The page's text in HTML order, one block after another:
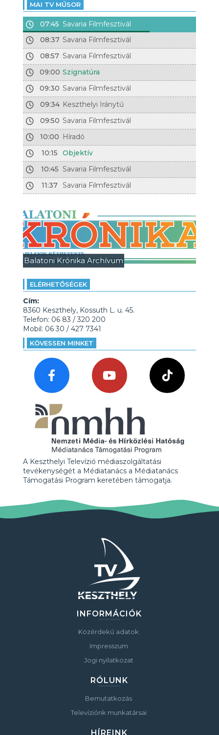
MAI TV MŰSOR
07:45 Savaria Filmfesztivál
08:37 Savaria Filmfesztivál
08:57 Savaria Filmfesztivál
09:00 Szignatúra
09:30 Savaria Filmfesztivál
09:34 Keszthelyi Iránytű
09:50 Savaria Filmfesztivál
10:00 Híradó
10:15
Objektív
10:45 Savaria Filmfesztivál
11:37 Savaria Filmfesztivál
Balatoni Krónika Archívum
ELÉRHETŐSÉGEK
Cím:
8360 Keszthely, Kossuth L. u. 45.
Telefon: 06 83 / 320 200
Mobil: 06 30 / 427 7341
KÖVESSEN MINKET
A Keszthelyi Televízió médiaszolgáltatási
tevékenységét a Médiatanács a Médiatanács
Támogatási Program keretében támogatja.
INFORMÁCIÓK
Közérdekű adatok
Impresszum
Jogi nyilatkozat
RÓLUNK
Bemutatkozás
Televíziónk munkatársai
HÍREINK